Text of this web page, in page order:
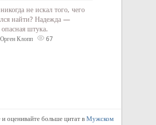
не искал того, чего
найти? Надежда —
опасная штука.
Клопп 67
и оценивайте больше цитат в Мужском